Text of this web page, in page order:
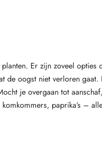
Er zijn zoveel opties
de oogst niet verloren gaat.
je overgaan tot
paprika’s –